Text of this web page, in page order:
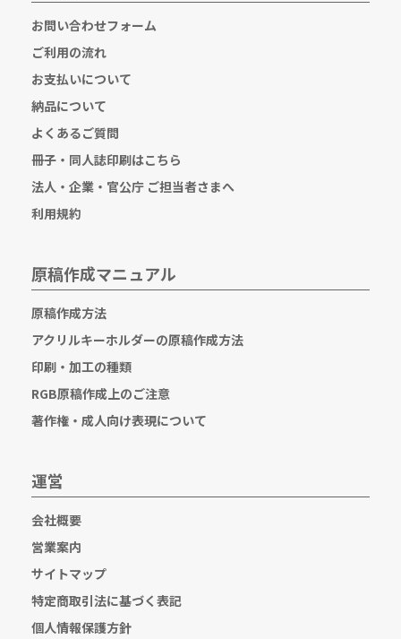
お問い合わせフォーム
ご利用の流れ
お支払いについて
納品について
よくあるご質問
冊子・同人誌印刷はこちら
法人・企業・官公庁 ご担当者さまへ
利用規約
原稿作成マニュアル
原稿作成方法
アクリルキーホルダーの原稿作成方法
印刷・加工の種類
RGB原稿作成上のご注意
著作権・成人向け表現について
運営
会社概要
営業案内
サイトマップ
特定商取引法に基づく表記
個人情報保護方針